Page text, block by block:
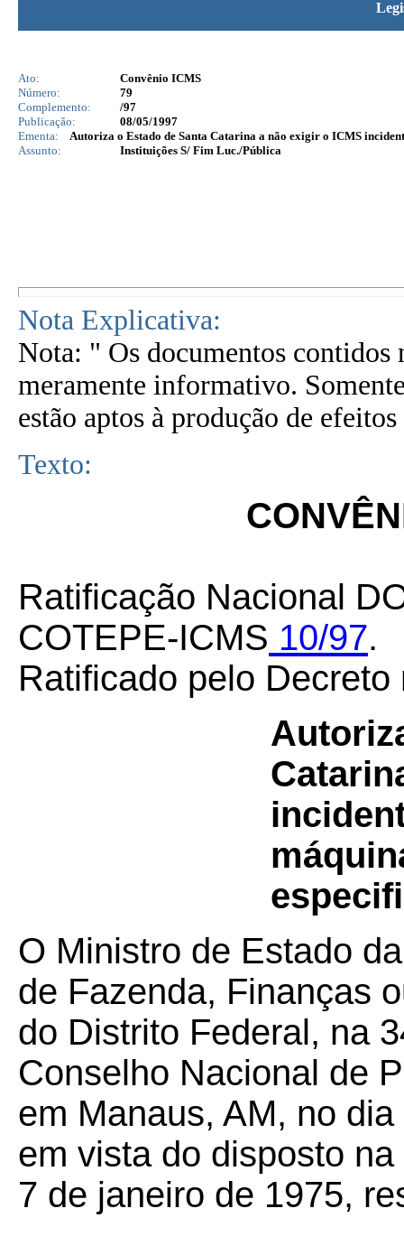
Ato:
Convênio ICMS
Número:
79
Complemento:
/97
Publicação:
08/05/1997
Ementa:
Autoriza o Estado de Santa Catarina a não exigir o ICMS
Assunto:
Instituições S/ Fim Luc./Pública
Nota Explicativa:
Nota: " Os documentos contidos
meramente informativo.
estão aptos à produção de
Texto:
Ratificação Nacional
COTEPE-ICMS 10/97.
Ratificado pelo Decreto
O Ministro de Estado
de Fazenda, Finanças
do Distrito Federal, na
Conselho Nacional de
em Manaus, AM, no
em vista do disposto na
7 de janeiro de 1975,